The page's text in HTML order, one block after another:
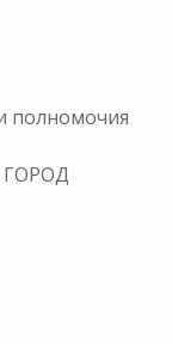
полномочия